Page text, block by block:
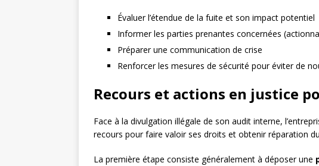
Évaluer l’étendue de la fuite et son impact potentiel
Informer les parties prenantes concernées
Préparer une communication de crise
Renforcer les mesures de sécurité pour éviter de
Recours et actions en justice
Face à la divulgation illégale de son audit interne,
recours pour faire valoir ses droits et obtenir réparation
La première étape consiste généralement à déposer une